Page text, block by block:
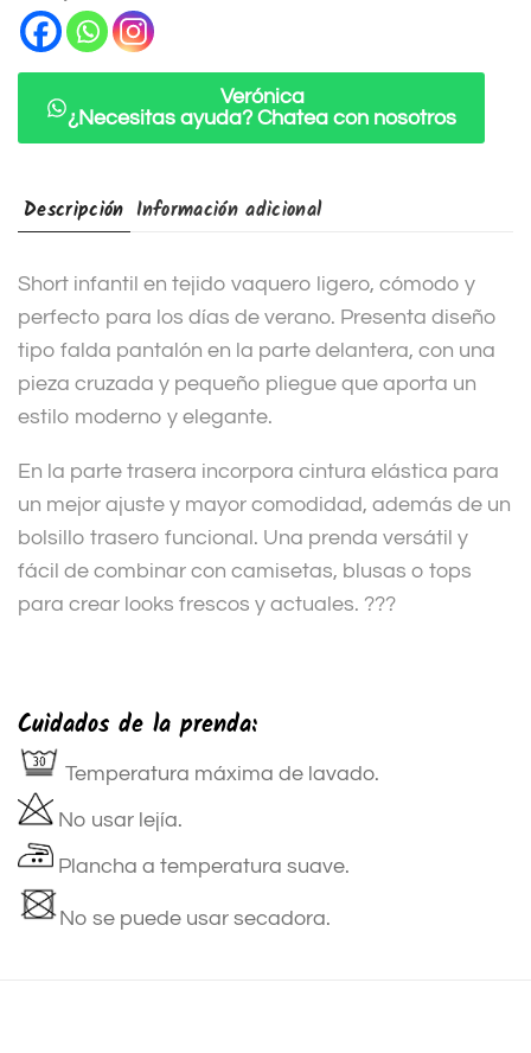
a
Verónica
¿Necesitas ayuda? Chatea con nosotros
Descripción Información adicional
Short infantil en tejido vaquero ligero, cómodo y
perfecto para los días de verano. Presenta diseño
tipo falda pantalón en la parte delantera, con una
pieza cruzada y pequeño pliegue que aporta un
estilo moderno y elegante.
En la parte trasera incorpora cintura elástica para
un mejor ajuste y mayor comodidad, además de un
bolsillo trasero funcional. Una prenda versátil y
fácil de combinar con camisetas, blusas o tops
para crear looks frescos y actuales. ???
Cuidados de la prenda:
Temperatura máxima de lavado.
No usar lejía.
Plancha a temperatura suave.
No se puede usar secadora.